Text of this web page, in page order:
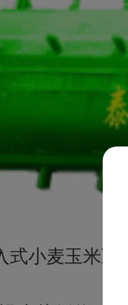
式小麦玉米